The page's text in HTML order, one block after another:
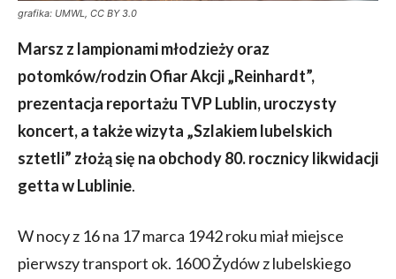
grafika: UMWL, CC BY 3.0
Marsz z lampionami młodzieży oraz
potomków/rodzin Ofiar Akcji „Reinhardt”,
prezentacja reportażu TVP Lublin, uroczysty
koncert, a także wizyta „Szlakiem lubelskich
sztetli” złożą się na obchody 80. rocznicy likwidacji
getta w Lublinie.
W nocy z 16 na 17 marca 1942 roku miał miejsce
pierwszy transport ok. 1600 Żydów z lubelskiego